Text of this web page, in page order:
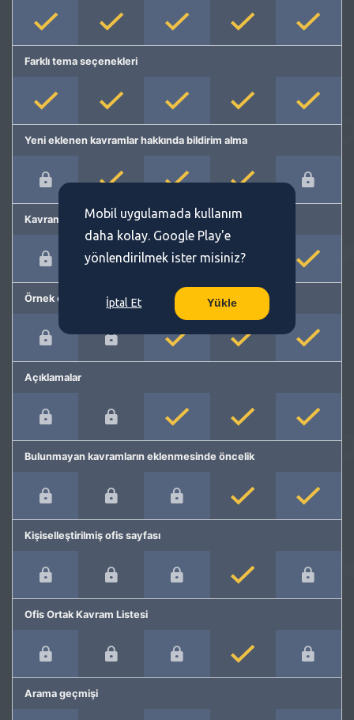
Farklı tema seçenekleri
Yeni eklenen kavramlar hakkında bildirim alma
Kavram önerme
Örnek cümleler
Açıklamalar
Bulunmayan kavramların eklenmesinde öncelik
Kişiselleştirilmiş ofis sayfası
Ofis Ortak Kavram Listesi
Arama geçmişi
Mobil uygulamada kullanım
daha kolay. Google Play'e
yönlendirilmek ister misiniz?
İptal Et Yükle